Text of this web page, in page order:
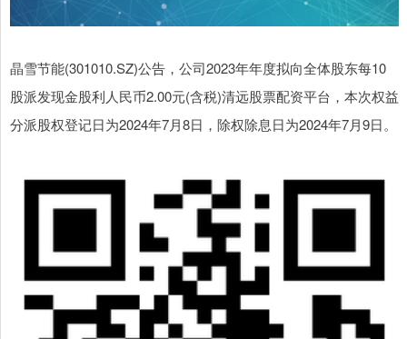
晶雪节能(301010.SZ)公告，公司2023年年度拟向全体股东每10
股派发现金股利人民币2.00元(含税)清远股票配资平台，本次权益
分派股权登记日为2024年7月8日，除权除息日为2024年7月9日。